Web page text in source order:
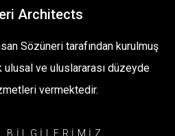
Architects
Sözüneri tarafından kurulmuş
ulusal ve uluslararası düzeyde
vermektedir.
BİLGİLERİMİZ